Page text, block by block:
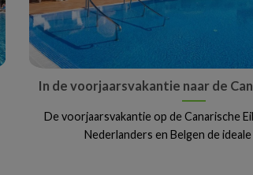
In de voorjaarsvakantie naar de
De voorjaarsvakantie op de Canarische
Nederlanders en Belgen de ideale